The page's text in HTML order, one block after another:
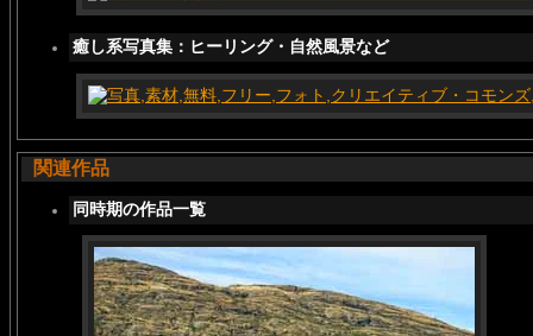
癒し系写真集：ヒーリング・自然風景など
関連作品
同時期の作品一覧